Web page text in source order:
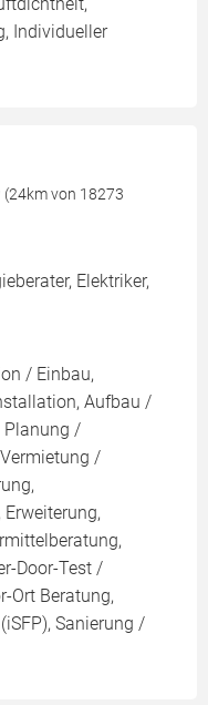
Individueller
von 18273
Elektriker,
/ Einbau,
Aufbau /
Planung /
/
Door-Test /
Ort Beratung,
Sanierung /